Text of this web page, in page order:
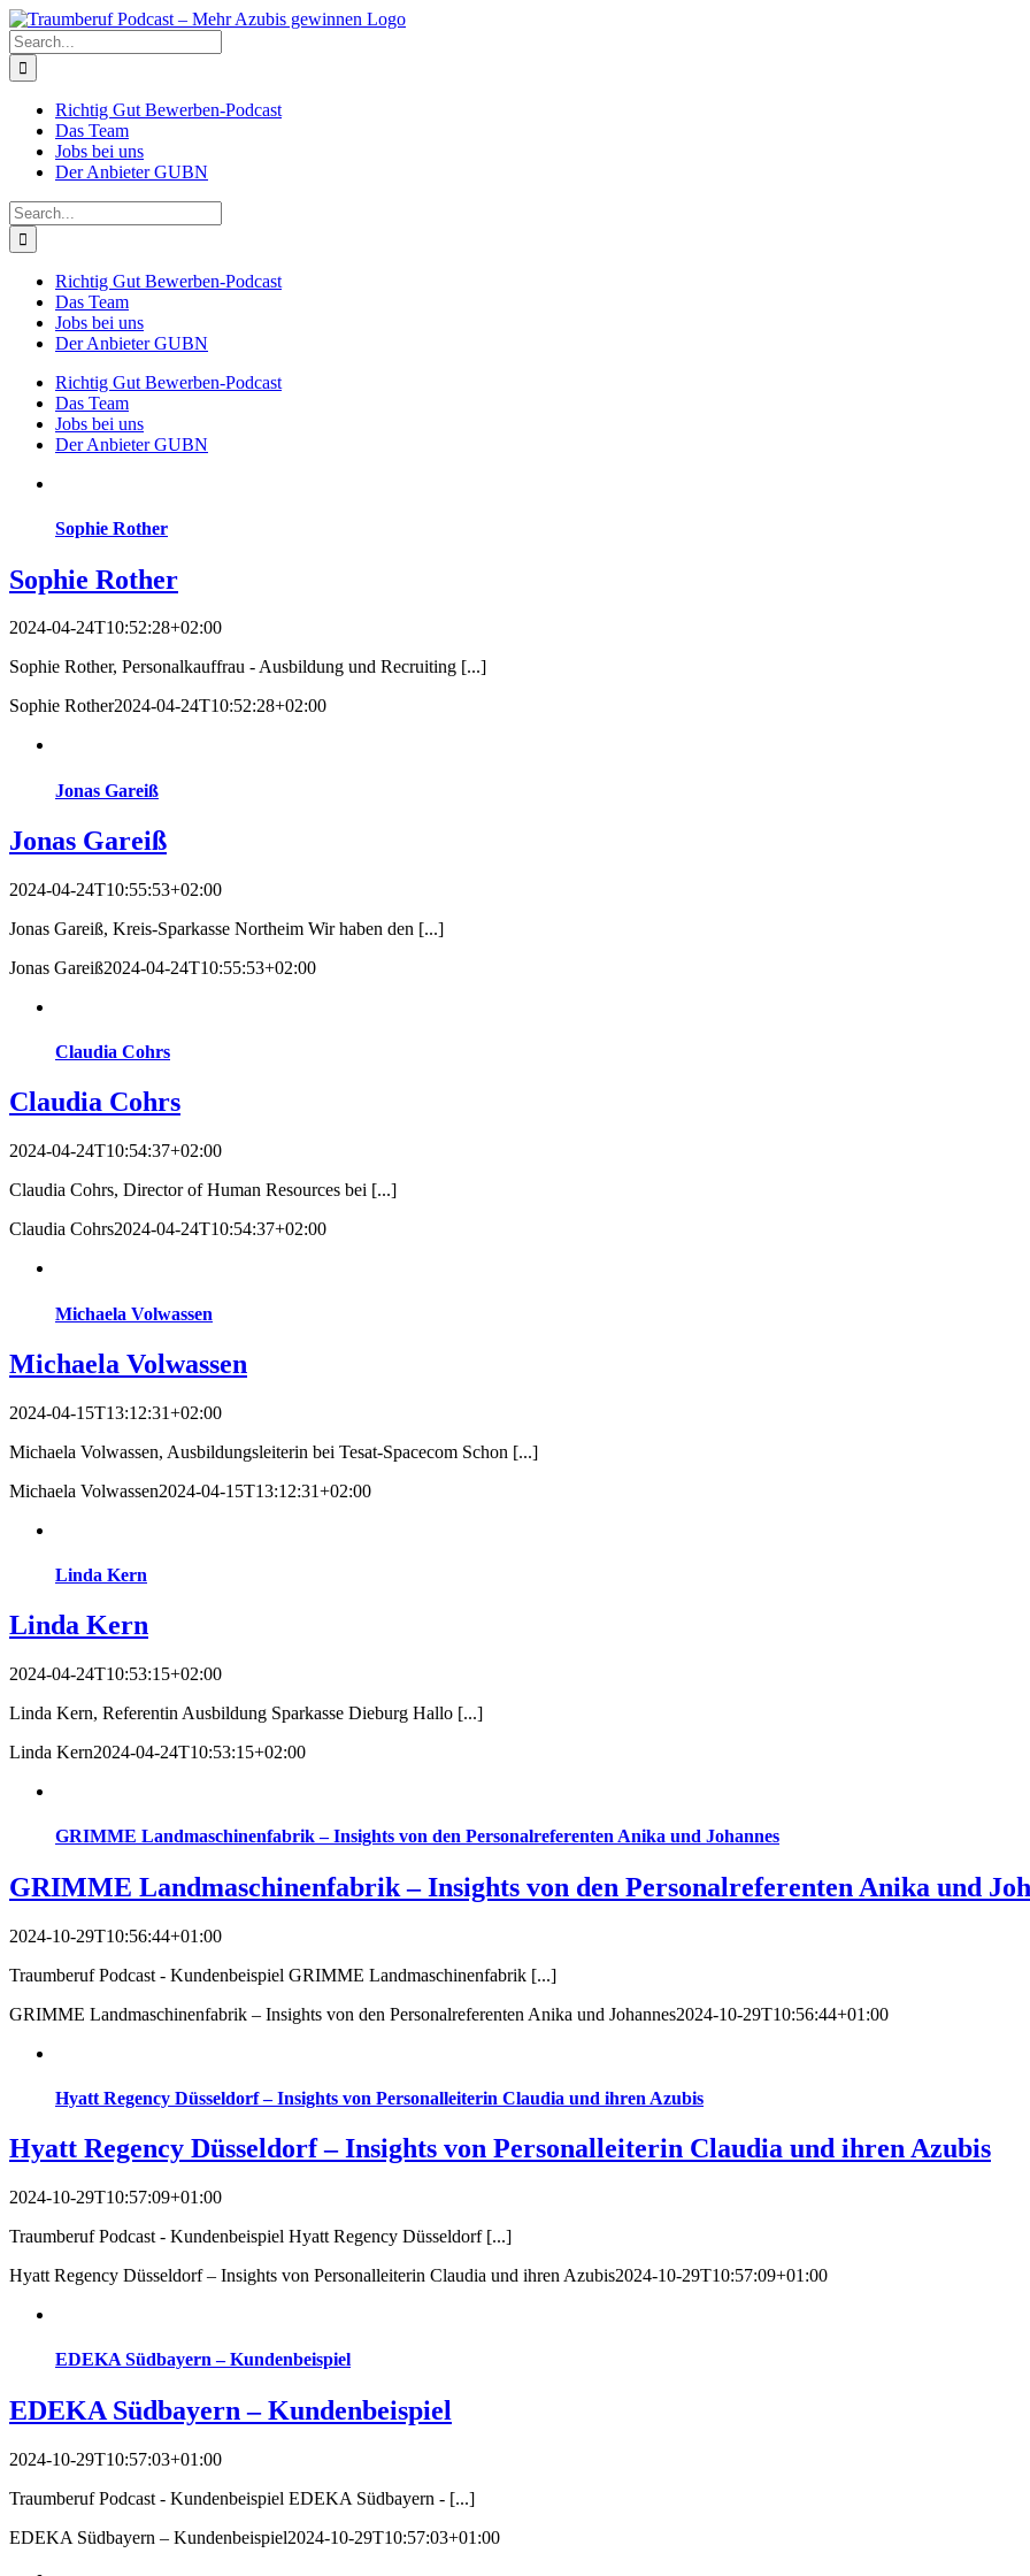
Skip
to
content
Search
for:
Richtig Gut Bewerben-Podcast
Das Team
Jobs bei uns
Der Anbieter GUBN
Search
for:
Richtig Gut Bewerben-Podcast
Das Team
Jobs bei uns
Der Anbieter GUBN
Richtig Gut Bewerben-Podcast
Das Team
Jobs bei uns
Der Anbieter GUBN
Sophie Rother
Sophie Rother
2024-04-24T10:52:28+02:00
Sophie Rother, Personalkauffrau - Ausbildung und Recruiting [...]
Sophie Rother2024-04-24T10:52:28+02:00
Jonas Gareiß
Jonas Gareiß
2024-04-24T10:55:53+02:00
Jonas Gareiß, Kreis-Sparkasse Northeim Wir haben den [...]
Jonas Gareiß2024-04-24T10:55:53+02:00
Claudia Cohrs
Claudia Cohrs
2024-04-24T10:54:37+02:00
Claudia Cohrs, Director of Human Resources bei [...]
Claudia Cohrs2024-04-24T10:54:37+02:00
Michaela Volwassen
Michaela Volwassen
2024-04-15T13:12:31+02:00
Michaela Volwassen, Ausbildungsleiterin bei Tesat-Spacecom Schon [...]
Michaela Volwassen2024-04-15T13:12:31+02:00
Linda Kern
Linda Kern
2024-04-24T10:53:15+02:00
Linda Kern, Referentin Ausbildung Sparkasse Dieburg Hallo [...]
Linda Kern2024-04-24T10:53:15+02:00
GRIMME Landmaschinenfabrik – Insights von den Personalreferenten Anika und Johannes
GRIMME Landmaschinenfabrik – Insights von den Personalreferenten Anika und
2024-10-29T10:56:44+01:00
Traumberuf Podcast - Kundenbeispiel GRIMME Landmaschinenfabrik [...]
GRIMME Landmaschinenfabrik – Insights von den Personalreferenten Anika und Johannes2024-10-29T10:56:44+01:00
Hyatt Regency Düsseldorf – Insights von Personalleiterin Claudia und ihren Azubis
Hyatt Regency Düsseldorf – Insights von Personalleiterin Claudia und ihren Azubis
2024-10-29T10:57:09+01:00
Traumberuf Podcast - Kundenbeispiel Hyatt Regency Düsseldorf [...]
Hyatt Regency Düsseldorf – Insights von Personalleiterin Claudia und ihren Azubis2024-10-29T10:57:09+01:00
EDEKA Südbayern – Kundenbeispiel
EDEKA Südbayern – Kundenbeispiel
2024-10-29T10:57:03+01:00
Traumberuf Podcast - Kundenbeispiel EDEKA Südbayern - [...]
EDEKA Südbayern – Kundenbeispiel2024-10-29T10:57:03+01:00